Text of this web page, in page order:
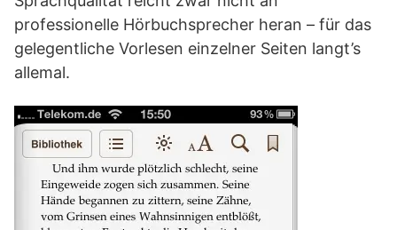
professionelle Hörbuchsprecher heran – für das
gelegentliche Vorlesen einzelner Seiten langt’s
allemal.